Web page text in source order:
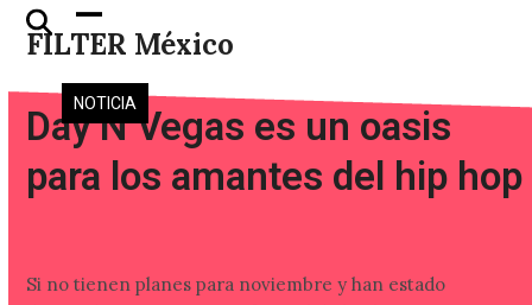
Skip
FILTER México
Open
mobile
menu
Close
mobile
menu
NOTICIA
Day N Vegas es un oasis
para los amantes del hip hop
Si no tienen planes para noviembre y han estado